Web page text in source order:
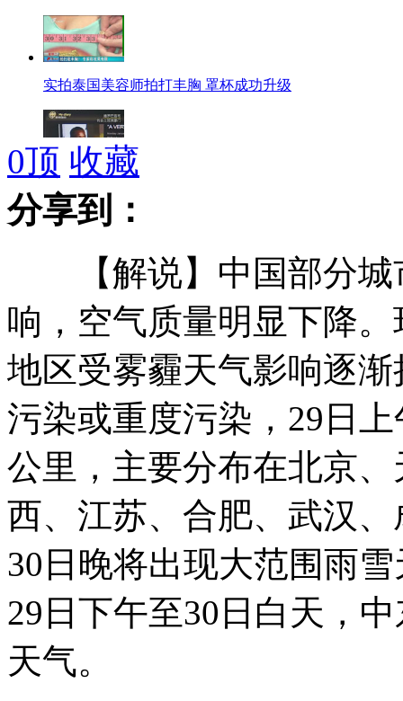
实拍泰国美容师拍打丰胸 罩杯成功升级
德罗巴将离开申花转会土耳其豪门
周星驰电影女主角频成话题
台湾春节出游掀热潮
拍客：女童楼下玩耍 命丧车轮下
猫咪听歌 尾巴摇摆来伴奏
"北海救101"轮正式下线 为春运护航
0顶 收藏
分享到：
【解说】中国部分城
响，空气质量明显下降
地区受雾霾天气影响逐
污染或重度污染，29日
公里，主要分布在北京
西、江苏、合肥、武汉
30日晚将出现大范围雨
29日下午至30日白天，
天气。